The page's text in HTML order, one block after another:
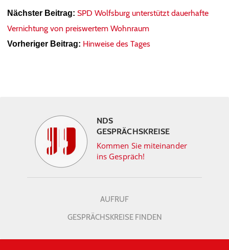
Nächster Beitrag: SPD Wolfsburg unterstützt dauerhafte
Vernichtung von preiswertem Wohnraum
Vorheriger Beitrag: Hinweise des Tages
NDS
GESPRÄCHSKREISE
Kommen Sie miteinander
ins Gespräch!
AUFRUF
GESPRÄCHSKREISE FINDEN